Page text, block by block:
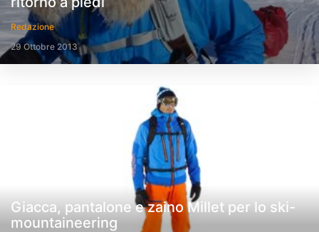
Redazione
29 Ottobre 2013
Giacca, pantalone e zaino Millet per lo ski-
mountaineering